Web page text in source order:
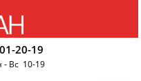
20-19
- Вс 10-19